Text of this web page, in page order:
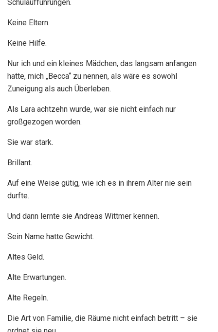
Schulaufführungen.
Keine Eltern.
Keine Hilfe.
Nur ich und ein kleines Mädchen, das langsam anfangen
hatte, mich „Becca“ zu nennen, als wäre es sowohl
Zuneigung als auch Überleben.
Als Lara achtzehn wurde, war sie nicht einfach nur
großgezogen worden.
Sie war stark.
Brillant.
Auf eine Weise gütig, wie ich es in ihrem Alter nie sein
durfte.
Und dann lernte sie Andreas Wittmer kennen.
Sein Name hatte Gewicht.
Altes Geld.
Alte Erwartungen.
Alte Regeln.
Die Art von Familie, die Räume nicht einfach betritt – sie